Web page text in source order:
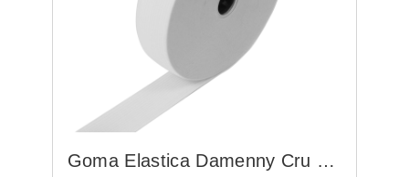
Goma Elastica Damenny Cru 40